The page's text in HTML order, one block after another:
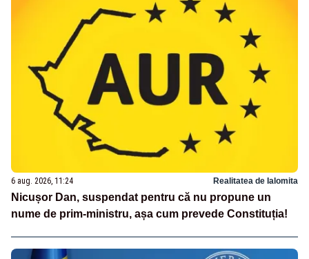
6 aug. 2026, 11:24 Realitatea de Ialomita
Nicușor Dan, suspendat pentru că nu propune un
nume de prim-ministru, așa cum prevede Constituția!